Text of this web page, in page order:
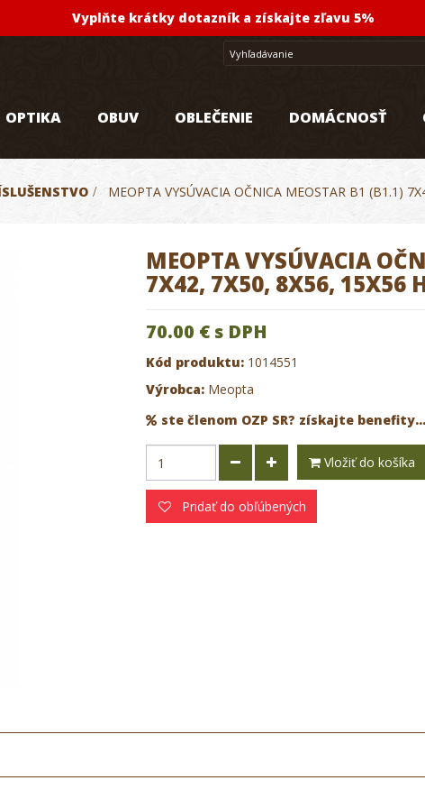
Vyplňte krátky dotazník a získajte zľavu 5%
OPTIKA OBUV OBLEČENIE DOMÁCNOSŤ
> MEOPTA VYSÚVACIA OČNICA MEOSTAR B1 (B1.1)
MEOPTA VYSÚVACIA
7X42, 7X50, 8X56, 15X56
70.00 €s DPH
Kód produktu: 1014551
Výrobca: Meopta
ste členom OZP SR? získajte benefity...
Vložiť do košíka
Pridať do obľúbených